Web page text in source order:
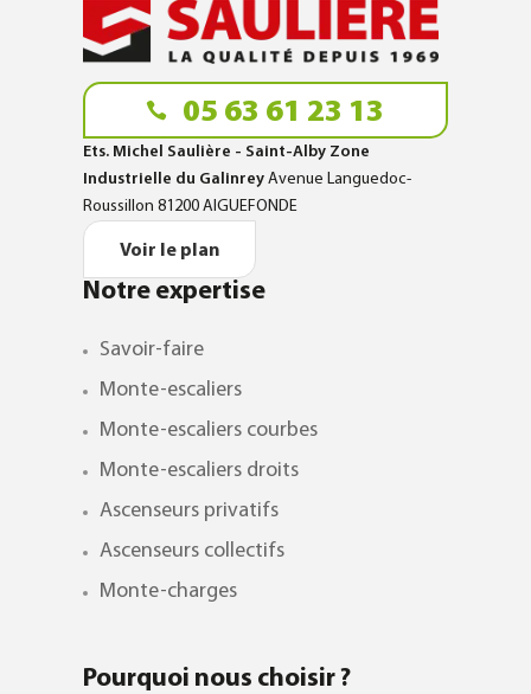
05 63 61 23 13
Ets. Michel Saulière - Saint-Alby Zone
Industrielle du Galinrey Avenue Languedoc-
Roussillon 81200 AIGUEFONDE
Voir le plan
Notre expertise
Savoir-faire
Monte-escaliers
Monte-escaliers courbes
Monte-escaliers droits
Ascenseurs privatifs
Ascenseurs collectifs
Monte-charges
Pourquoi nous choisir ?